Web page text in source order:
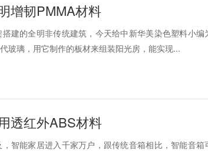
增韧PMMA材料
建的全明非传统建筑，今天给中新华美染色塑料小编
玻璃，用它制作的板材来组装阳光房，能实现...
透红外ABS材料
智能家居进入千家万户，跟传统音箱相比，智能音箱